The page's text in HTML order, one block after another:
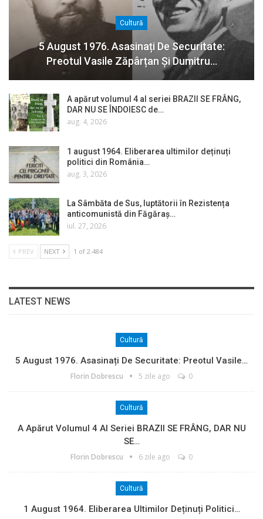
Cultură
5 August 1976. Asasinați De Securitate:
Preotul Vasile Zăpârțan Și Dumitru…
A apărut volumul 4 al seriei BRAZII SE FRÂNG,
DAR NU SE ÎNDOIESC de…
aug. 4, 2026
1 august 1964. Eliberarea ultimilor deținuți
politici din România…
aug. 3, 2026
La Sâmbăta de Sus, luptătorii în Rezistența
anticomunistă din Făgăraș…
iul. 27, 2026
PREV NEXT 1 of 2.484
LATEST NEWS
Cultură
5 August 1976. Asasinați De Securitate: Preotul Vasile…
Florin Dobrescu 5 zile ago 0
Cultură
A Apărut Volumul 4 Al Seriei BRAZII SE FRÂNG, DAR NU
SE…
Florin Dobrescu 6 zile ago 0
Cultură
1 August 1964. Eliberarea Ultimilor Deținuți Politici…